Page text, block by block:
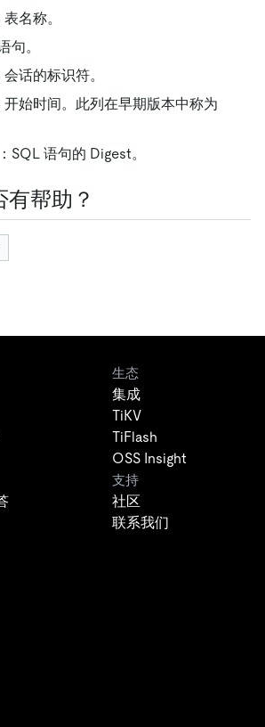
表名称。
句。
会话的标识符。
开始时间。此列在早期版本中称为
：SQL 语句的 Digest。
帮助？
生态
集成
TiKV
TiFlash
OSS Insight
支持
社区
联系我们